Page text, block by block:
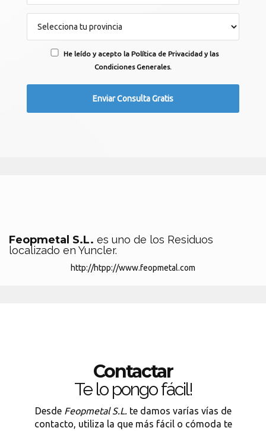
He leído y acepto la Política de Privacidad y las
Condiciones Generales.
Feopmetal S.L. es uno de los Residuos
localizado en Yuncler.
http://htpp://www.feopmetal.com
Contactar
Te lo pongo fácil!
Desde Feopmetal S.L.te damos varías vías de
contacto, utiliza la que más fácil o cómoda te